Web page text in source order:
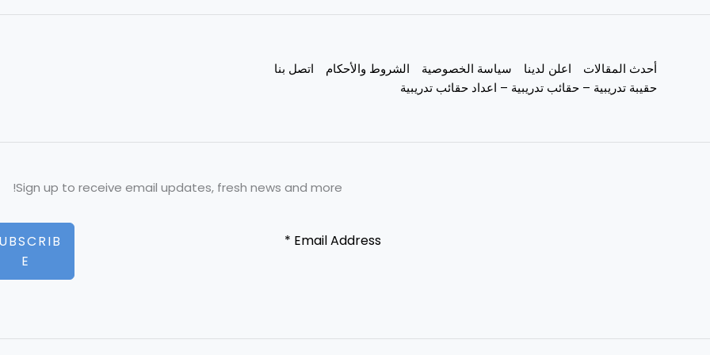
أحدث المقالات اعلن لدينا سياسة الخصوصية الشروط والأحكام
اتصل بنا
حقيبة تدريبية – حقائب تدريبية – اعداد حقائب تدريبية
Sign up to receive email updates, fresh news and more!
E